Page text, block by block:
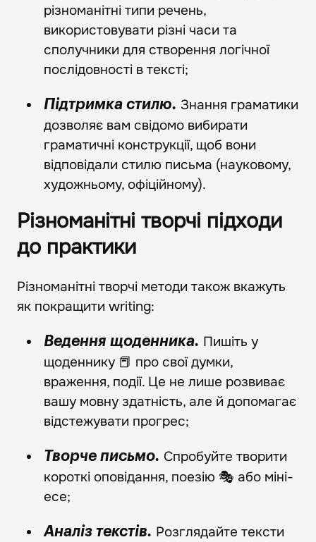
різноманітні типи речень,
використовувати різні часи та
сполучники для створення логічної
послідовності в тексті;
Підтримка стилю. Знання граматики
дозволяє вам свідомо вибирати
граматичні конструкції, щоб вони
відповідали стилю письма (науковому,
художньому, офіційному).
Різноманітні творчі підходи
до практики
Різноманітні творчі методи також вкажуть
як покращити writing:
Ведення щоденника. Пишіть у
щоденнику 📕 про свої думки,
враження, події. Це не лише розвиває
вашу мовну здатність, але й допомагає
відстежувати прогрес;
Творче письмо. Спробуйте творити
короткі оповідання, поезію 🎭 або міні-
есе;
Аналіз текстів. Розглядайте тексти